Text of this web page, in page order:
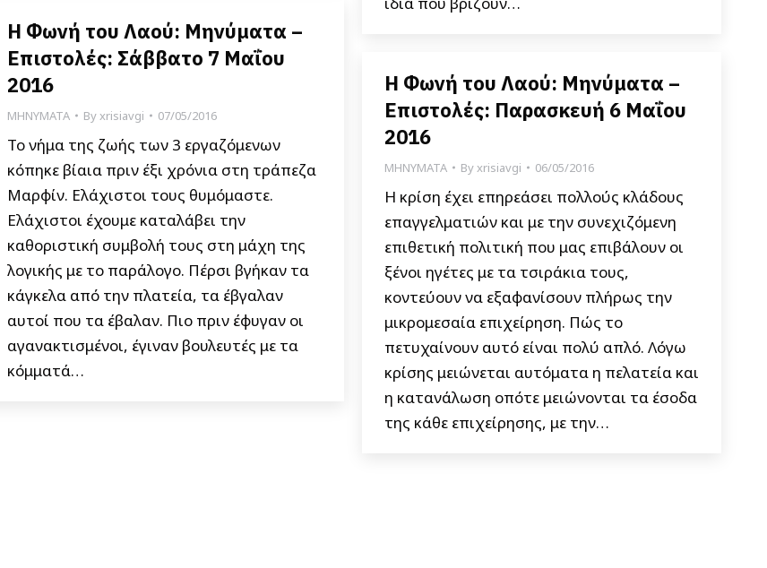
Η Φωνή του Λαού: Μηνύματα –
Επιστολές: Σάββατο 7 Μαΐου
2016
ΜΗΝΥΜΑΤΑ Byxrisiavgi 07/05/2016
Το νήμα της ζωής των 3 εργαζόμενων
κόπηκε βίαια πριν έξι χρόνια στη τράπεζα
Μαρφίν. Ελάχιστοι τους θυμόμαστε.
Ελάχιστοι έχουμε καταλάβει την
καθοριστική συμβολή τους στη μάχη της
λογικής με το παράλογο. Πέρσι βγήκαν τα
κάγκελα από την πλατεία, τα έβγαλαν
αυτοί που τα έβαλαν. Πιο πριν έφυγαν οι
αγανακτισμένοι, έγιναν βουλευτές με τα
κόμματά…
Η Φωνή του Λαού: Μηνύματα –
Επιστολές: Παρασκευή 6 Μαΐου
2016
ΜΗΝΥΜΑΤΑ Byxrisiavgi 06/05/2016
Η κρίση έχει επηρεάσει πολλούς κλάδους
επαγγελματιών και με την συνεχιζόμενη
επιθετική πολιτική που μας επιβάλουν οι
ξένοι ηγέτες με τα τσιράκια τους,
κοντεύουν να εξαφανίσουν πλήρως την
μικρομεσαία επιχείρηση. Πώς το
πετυχαίνουν αυτό είναι πολύ απλό. Λόγω
κρίσης μειώνεται αυτόματα η πελατεία και
η κατανάλωση οπότε μειώνονται τα έσοδα
της κάθε επιχείρησης, με την…